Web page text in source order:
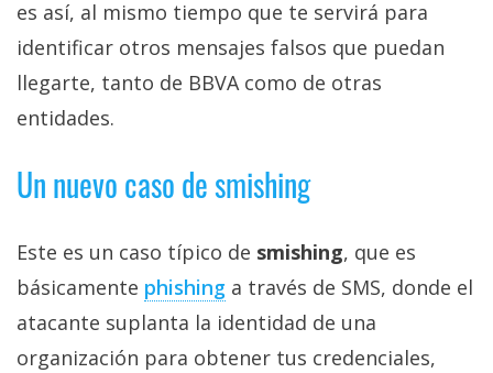
es así, al mismo tiempo que te servirá para
identificar otros mensajes falsos que puedan
llegarte, tanto de BBVA como de otras
entidades.
Un nuevo caso de smishing
Este es un caso típico de smishing, que es
básicamente phishing‎ a través de SMS, donde el
atacante suplanta la identidad de una
organización para obtener tus credenciales,